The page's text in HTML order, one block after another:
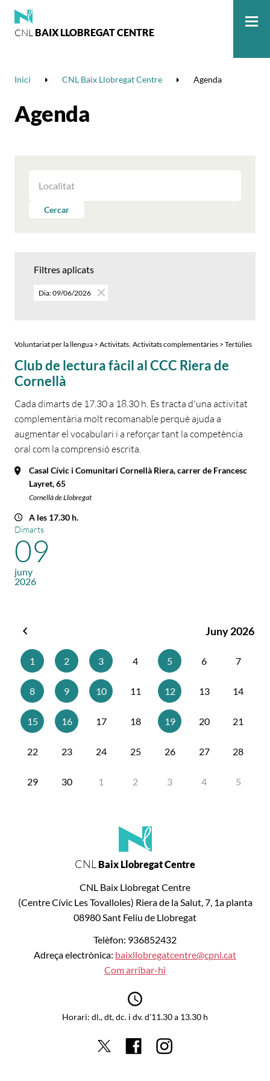
CNL BAIX LLOBREGAT CENTRE
Inici CNL Baix Llobregat Centre Agenda
Agenda
LES
PERCercar
Filtres aplicats
Dia: 09/06/2026
Voluntariat per la llengua > Activitats Activitats complementàries > Tertúlies
Club de lectura fàcil al CCC Riera de
Cornellà
Cada dimarts de 17.30 a 18.30 h. Es tracta d'una activitat
complementària molt recomanable perquè ajuda a
augmentar el vocabulari i a reforçar tant la competència
oral com la comprensió escrita.
Casal Cívic i Comunitari Cornellà Riera, carrer de Francesc
Layret, 65
Cornellà de Llobregat
A les 17.30 h.
Dimarts
09
juny
2026
Juny 2026
1 2 3 4 5 6 7
8 9 10 11 12 13 14
15 16 17 18 19 20 21
22 23 24 25 26 27 28
29 30 1 2 3 4 5
CNL Baix Llobregat Centre
CNL Baix Llobregat Centre
(Centre Cívic Les Tovalloles) Riera de la Salut, 7, 1a planta
08980 Sant Feliu de Llobregat
Telèfon: 936852432
Adreça electrònica: baixllobregatcentre@cpnl.cat
Com arribar-hi
Horari: dl., dt, dc. i dv. d'11.30 a 13.30 h